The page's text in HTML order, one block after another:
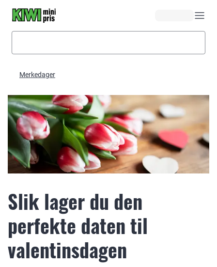
Merkedager
Slik lager du den
perfekte daten til
valentinsdagen